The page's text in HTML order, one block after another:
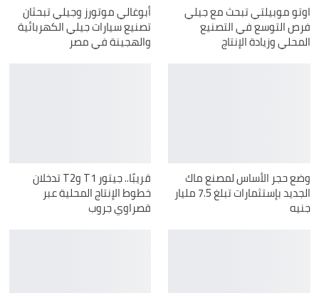
اوتو موبيلتي تبحث مع جيلي
فرص التوسع في التصنيع
المحلي وزيادة الإنتاج
أبوغالي موتورز وجيلي تبحثان
تصنيع سيارات جيلي الكهربائية
والهجينة في مصر
وضع حجر الأساس لمصنع ماك
الجديد بإستثمارات تبلغ 7.5 مليار
جنيه
قريبًا.. جيتور T1 وT2 تدخلان
خطوط الإنتاج المحلية عبر
قصراوي جروب